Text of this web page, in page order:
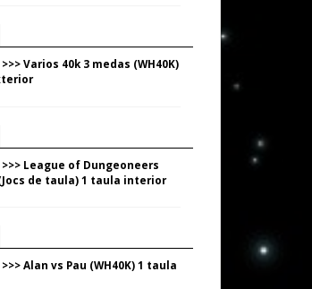
>>>Varios 40k 3 medas (WH40K)
>>> League of Dungeoneers
de taula) 1 taula interior
>>>Alan vs Pau (WH40K) 1 taula